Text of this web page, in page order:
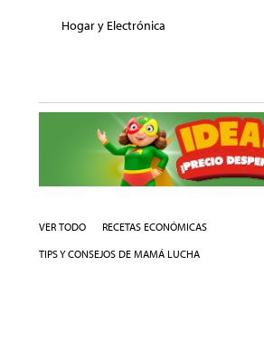
Hogar y Electrónica
VER TODO
RECETAS ECONÓMICAS
TIPS Y CONSEJOS DE MAMÁ LUCHA